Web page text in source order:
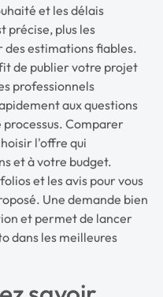
et les délais
précise, plus les
estimations fiables.
de publier votre projet
professionnels
aux questions
Comparer
l'offre qui
et à votre budget.
et les avis pour vous
Une demande bien
et permet de lancer
dans les meilleures